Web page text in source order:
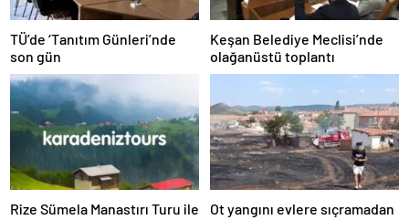
TÜ’de ‘Tanıtım Günleri’nde
son gün
Keşan Belediye Meclisi’nde
olağanüstü toplantı
Rize Sümela Manastırı Turu ile
Ot yangını evlere sıçramadan